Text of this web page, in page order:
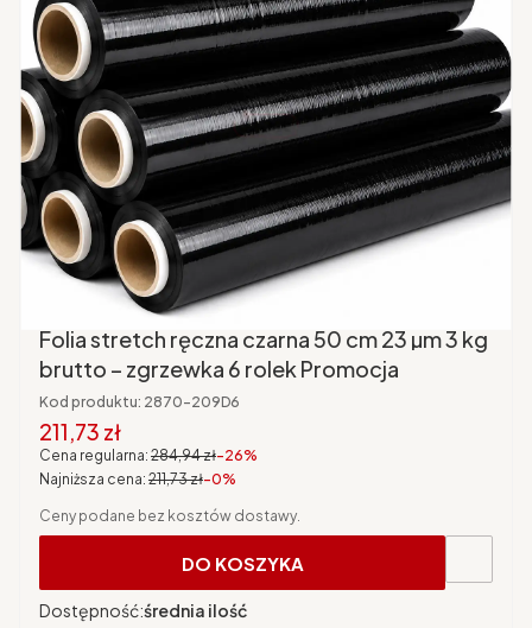
Folia stretch ręczna czarna 50 cm 23 µm 3 kg
brutto – zgrzewka 6 rolek Promocja
Kod produktu: 2870-209D6
Cena promocyjna brutto
211,73 zł
Cena regularna: 284,94 zł-26%
Najniższa cena: 211,73 zł-0%
Ceny podane bez kosztów dostawy.
DO KOSZYKA
Dostępność:średnia ilość